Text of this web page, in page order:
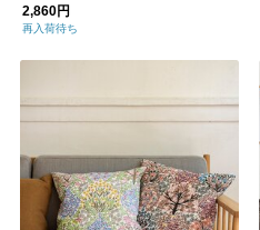
2,860円
再入荷待ち